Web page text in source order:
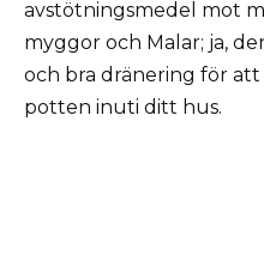
avstötningsmedel mot
myggor och Malar; ja,
och bra dränering för
potten inuti ditt hus.